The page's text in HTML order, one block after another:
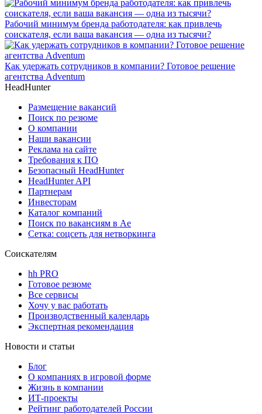
Рабочий минимум бренда работодателя: как привлечь
соискателя, если ваша вакансия — одна из тысячи?
Как удержать сотрудников в компании? Готовое решение
агентства Adventum
HeadHunter
Размещение вакансий
Поиск по резюме
О компании
Наши вакансии
Реклама на сайте
Требования к ПО
Безопасный HeadHunter
HeadHunter API
Партнерам
Инвесторам
Каталог компаний
Поиск по вакансиям в Ае
Сетка: соцсеть для нетворкинга
Соискателям
hh PRO
Готовое резюме
Все сервисы
Хочу у вас работать
Производственный календарь
Экспертная рекомендация
Новости и статьи
Блог
О компаниях в игровой форме
Жизнь в компании
ИТ-проекты
Рейтинг работодателей России